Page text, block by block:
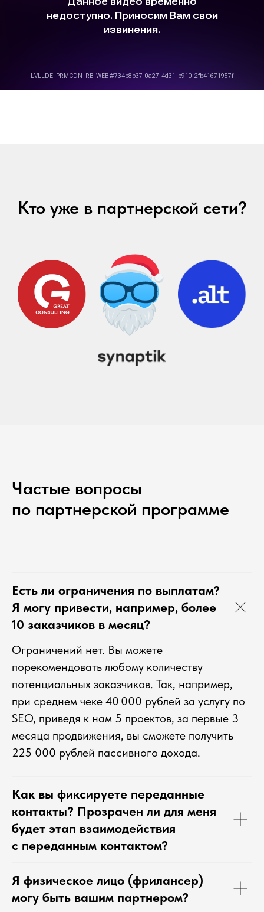
Кто уже в партнерской сети?
Частые вопросы
по партнерской программе
Есть ли ограничения по выплатам?
Я могу привести, например, более
10 заказчиков в месяц?
Ограничений нет. Вы можете
порекомендовать любому количеству
потенциальных заказчиков. Так, например,
при среднем чеке 40 000 рублей за услугу по
SEO, приведя к нам 5 проектов, за первые 3
месяца продвижения, вы сможете получить
225 000 рублей пассивного дохода.
Как вы фиксируете переданные
контакты? Прозрачен ли для меня
будет этап взаимодействия
с переданным контактом?
Я физическое лицо (фрилансер)
могу быть вашим партнером?